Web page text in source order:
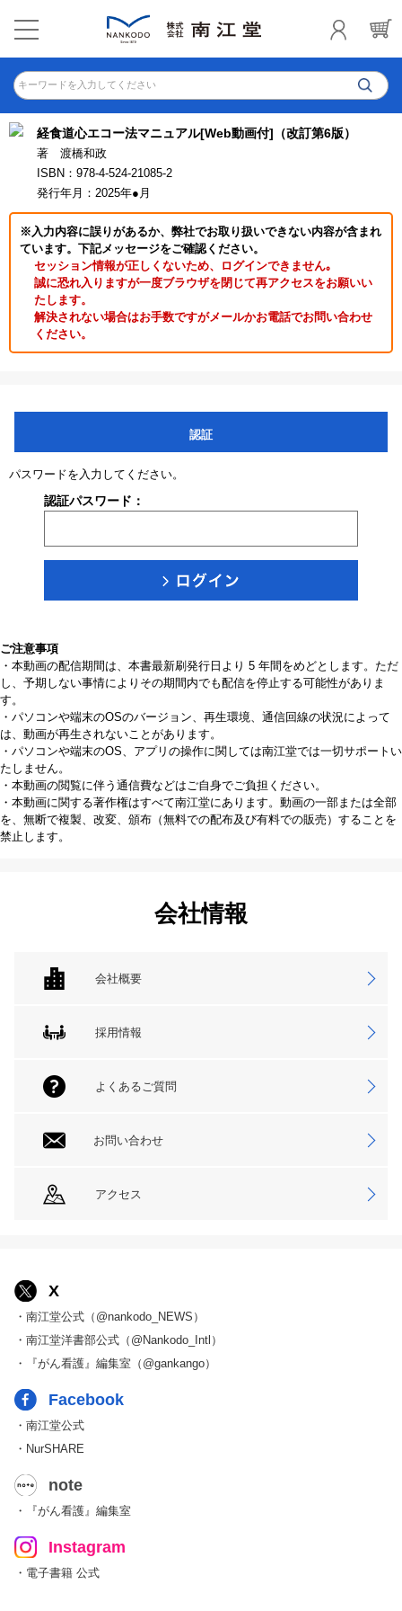
キーワードを入力してください
経食道心エコー法マニュアル[Web動画付]（改訂第6版）
著 渡橋和政
ISBN：978-4-524-21085-2
発行年月：2025年●月
※入力内容に誤りがあるか、弊社でお取り扱いできない内容が含まれ
ています。下記メッセージをご確認ください。
セッション情報が正しくないため、ログインできません｡
誠に恐れ入りますが一度ブラウザを閉じて再アクセスをお願いい
たします。
解決されない場合はお手数ですがメールかお電話でお問い合わせ
ください。
認証
パスワードを入力してください。
認証パスワード：
ご注意事項
・本動画の配信期間は、本書最新刷発行日より 5 年間をめどとします。ただ
し、予期しない事情によりその期間内でも配信を停止する可能性がありま
す。
・パソコンや端末のOSのバージョン、再生環境、通信回線の状況によって
は、動画が再生されないことがあります。
・パソコンや端末のOS、アプリの操作に関しては南江堂では一切サポートい
たしません。
・本動画の閲覧に伴う通信費などはご自身でご負担ください。
・本動画に関する著作権はすべて南江堂にあります。動画の一部または全部
を、無断で複製、改変、頒布（無料での配布及び有料での販売）することを
禁止します。
会社情報
会社概要
採用情報
よくあるご質問
お問い合わせ
アクセス
X
・南江堂公式（@nankodo_NEWS）
・南江堂洋書部公式（@Nankodo_Intl）
・『がん看護』編集室（@gankango）
Facebook
・南江堂公式
・NurSHARE
note
・『がん看護』編集室
Instagram
・電子書籍 公式